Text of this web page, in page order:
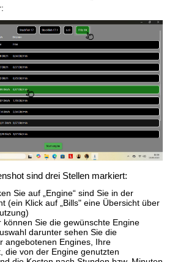
sind drei Stellen markiert:
Sie auf „Engine“ sind Sie in der
(ein Klick auf „Bills" eine Übersicht über
können Sie die gewünschte Engine
darunter sehen Sie die
angebotenen Engines, Ihre
die von der Engine genutzten